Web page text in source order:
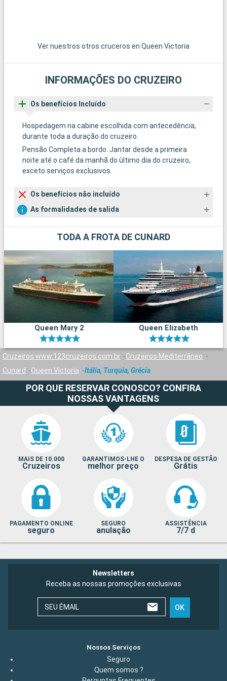
Ver nuestros otros cruceros en Queen Victoria
INFORMAÇÕES DO CRUZEIRO
Os benefícios Incluído
Hospedagem na cabine escolhida com antecedência,
durante toda a duração do cruzeiro.
Pensão Completa a bordo. Jantar desde a primeira
noite até o café da manhã do ùltimo dia do cruzeiro,
exceto serviços exclusivos.
Os benefícios não incluído
As formalidades de salida
TODA A FROTA DE CUNARD
Queen Mary 2 Queen Elizabeth
Cruzeiros www.123cruzeiros.com.br
Cruzeiros Mediterrâneo
Cunard
Queen Victoria Itália, Turquia, Grécia
POR QUE RESERVAR CONOSCO? CONFIRA
NOSSAS VANTAGENS
MAIS DE 10.000
Cruzeiros
GARANTIMOS-LHE O
melhor preço
DESPESA DE GESTÃO
Grátis
PAGAMENTO ONLINE
seguro
SEGURO
anulação
ASSISTÊNCIA
7/7 d
Newsletters
Receba as nossas promoções exclusivas
SEU ÉMAIL OK
Nossos Serviços
Seguro
Quem somos ?